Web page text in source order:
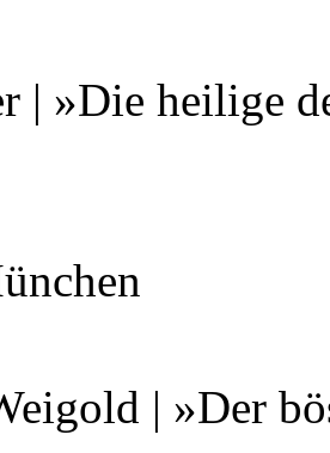
| »Die heilige
| »Der